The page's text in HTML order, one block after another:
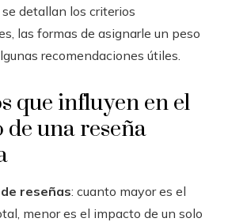
detallan los criterios
las formas de asignarle un peso
recomendaciones útiles.
que influyen en el
de una reseña
reseñas: cuanto mayor es el
menor es el impacto de un solo